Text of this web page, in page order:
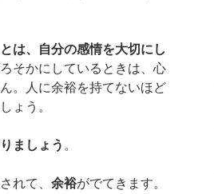
は、自分の感情を大切にし
そかにしているときは、心
。人に余裕を持てないほど
ょう。
ましょう 。
れて、 余裕がでてきます。